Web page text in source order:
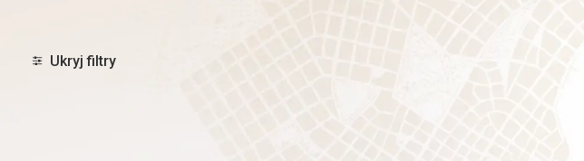
Ukryj filtry